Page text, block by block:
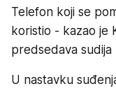
Telefon koji se
koristio - kazao je
predsedava sudija
U nastavku